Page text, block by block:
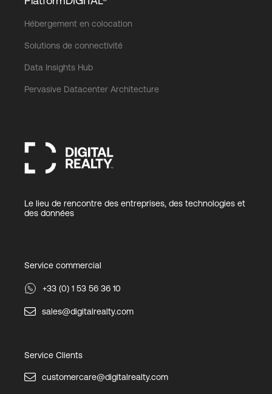
Hébergement en colocation
Solutions de connectivité
Data Insights Hub
Pervasive Datacenter Architecture
Le lieu de rencontre des entreprises, des technologies et
des données
Service commercial
+33 (0) 1 53 56 36 10
sales@digitalrealty.com
Service Clients
customercare@digitalrealty.com